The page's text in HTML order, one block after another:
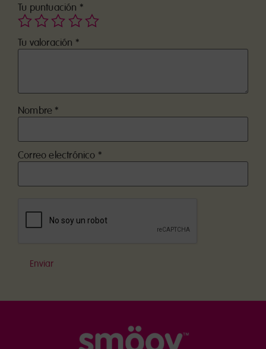
Tu puntuación *
Tu valoración *
Nombre *
Correo electrónico *